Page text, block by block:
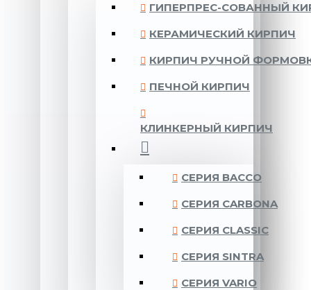
ГИПЕРПРЕС-СОВАННЫЙ
КЕРАМИЧЕСКИЙ КИРПИЧ
КИРПИЧ РУЧНОЙ
ПЕЧНОЙ КИРПИЧ
КЛИНКЕРНЫЙ КИРПИЧ
CЕРИЯ BACCO
CЕРИЯ CARBONA
CЕРИЯ CLASSIC
CЕРИЯ SINTRA
CЕРИЯ VARIO